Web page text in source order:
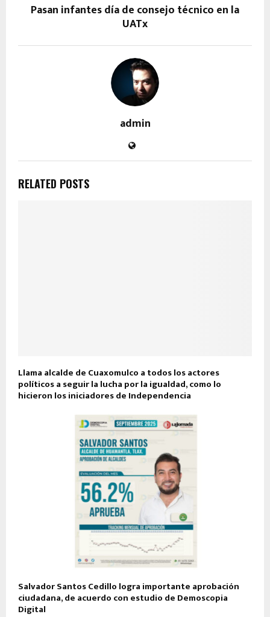
Pasan infantes día de consejo técnico en la
UATx
admin
RELATED POSTS
Llama alcalde de Cuaxomulco a todos los actores
políticos a seguir la lucha por la igualdad, como lo
hicieron los iniciadores de Independencia
Salvador Santos Cedillo logra importante aprobación
ciudadana, de acuerdo con estudio de Demoscopia
Digital